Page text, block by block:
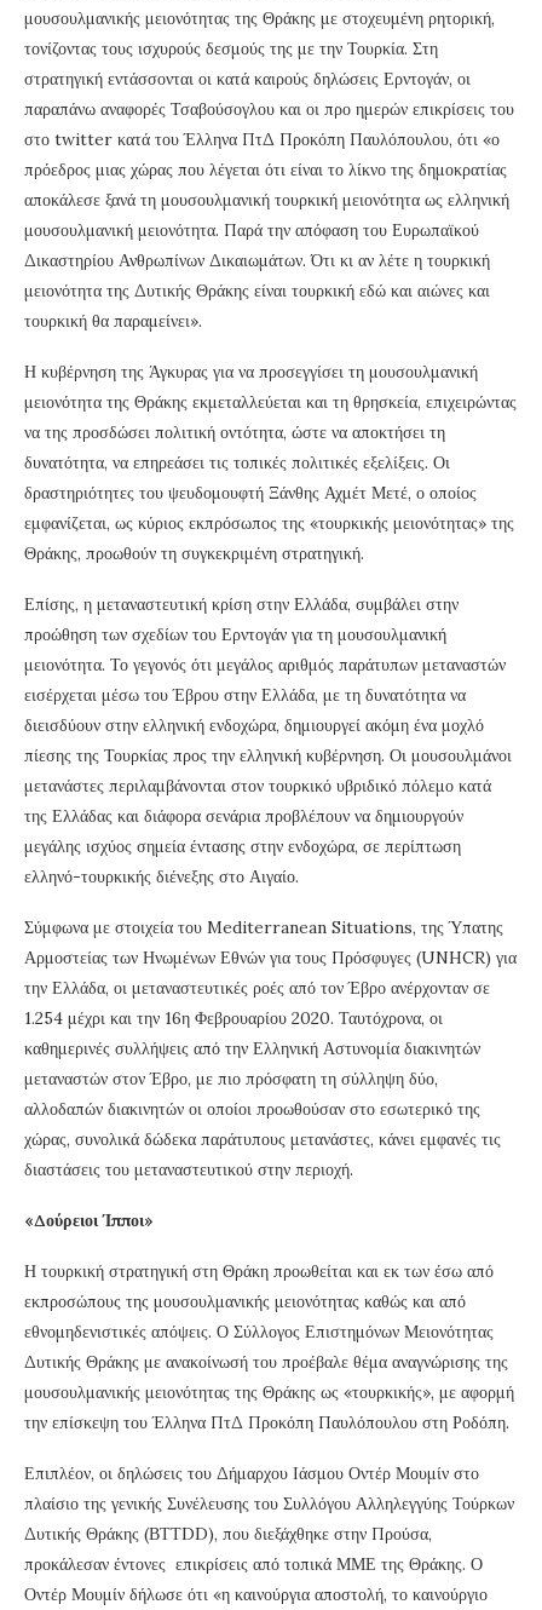
μουσουλμανικής μειονότητας της Θράκης με στοχευμένη ρητορική,
τονίζοντας τους ισχυρούς δεσμούς της με την Τουρκία. Στη
στρατηγική εντάσσονται οι κατά καιρούς δηλώσεις Ερντογάν, οι
παραπάνω αναφορές Τσαβούσογλου και οι προ ημερών επικρίσεις του
στο twitter κατά του Έλληνα ΠτΔ Προκόπη Παυλόπουλου, ότι «ο
πρόεδρος μιας χώρας που λέγεται ότι είναι το λίκνο της δημοκρατίας
αποκάλεσε ξανά τη μουσουλμανική τουρκική μειονότητα ως ελληνική
μουσουλμανική μειονότητα. Παρά την απόφαση του Ευρωπαϊκού
Δικαστηρίου Ανθρωπίνων Δικαιωμάτων. Ότι κι αν λέτε η τουρκική
μειονότητα της Δυτικής Θράκης είναι τουρκική εδώ και αιώνες και
τουρκική θα παραμείνει».
Η κυβέρνηση της Άγκυρας για να προσεγγίσει τη μουσουλμανική
μειονότητα της Θράκης εκμεταλλεύεται και τη θρησκεία, επιχειρώντας
να της προσδώσει πολιτική οντότητα, ώστε να αποκτήσει τη
δυνατότητα, να επηρεάσει τις τοπικές πολιτικές εξελίξεις. Οι
δραστηριότητες του ψευδομουφτή Ξάνθης Αχμέτ Μετέ, ο οποίος
εμφανίζεται, ως κύριος εκπρόσωπος της «τουρκικής μειονότητας» της
Θράκης, προωθούν τη συγκεκριμένη στρατηγική.
Επίσης, η μεταναστευτική κρίση στην Ελλάδα, συμβάλει στην
προώθηση των σχεδίων του Ερντογάν για τη μουσουλμανική
μειονότητα. Το γεγονός ότι μεγάλος αριθμός παράτυπων μεταναστών
εισέρχεται μέσω του Έβρου στην Ελλάδα, με τη δυνατότητα να
διεισδύουν στην ελληνική ενδοχώρα, δημιουργεί ακόμη ένα μοχλό
πίεσης της Τουρκίας προς την ελληνική κυβέρνηση. Οι μουσουλμάνοι
μετανάστες περιλαμβάνονται στον τουρκικό υβριδικό πόλεμο κατά
της Ελλάδας και διάφορα σενάρια προβλέπουν να δημιουργούν
μεγάλης ισχύος σημεία έντασης στην ενδοχώρα, σε περίπτωση
ελληνό-τουρκικής διένεξης στο Αιγαίο.
Σύμφωνα με στοιχεία του Mediterranean Situations, της Ύπατης
Αρμοστείας των Ηνωμένων Εθνών για τους Πρόσφυγες (UNHCR) για
την Ελλάδα, οι μεταναστευτικές ροές από τον Έβρο ανέρχονταν σε
1.254 μέχρι και την 16η Φεβρουαρίου 2020. Ταυτόχρονα, οι
καθημερινές συλλήψεις από την Ελληνική Αστυνομία διακινητών
μεταναστών στον Έβρο, με πιο πρόσφατη τη σύλληψη δύο,
αλλοδαπών διακινητών οι οποίοι προωθούσαν στο εσωτερικό της
χώρας, συνολικά δώδεκα παράτυπους μετανάστες, κάνει εμφανές τις
διαστάσεις του μεταναστευτικού στην περιοχή.
«Δούρειοι Ίπποι»
Η τουρκική στρατηγική στη Θράκη προωθείται και εκ των έσω από
εκπροσώπους της μουσουλμανικής μειονότητας καθώς και από
εθνομηδενιστικές απόψεις. Ο Σύλλογος Επιστημόνων Μειονότητας
Δυτικής Θράκης με ανακοίνωσή του προέβαλε θέμα αναγνώρισης της
μουσουλμανικής μειονότητας της Θράκης ως «τουρκικής», με αφορμή
την επίσκεψη του Έλληνα ΠτΔ Προκόπη Παυλόπουλου στη Ροδόπη.
Επιπλέον, οι δηλώσεις του Δήμαρχου Ιάσμου Οντέρ Μουμίν στο
πλαίσιο της γενικής Συνέλευσης του Συλλόγου Αλληλεγγύης Τούρκων
Δυτικής Θράκης (ΒΤΤDD), που διεξάχθηκε στην Προύσα,
προκάλεσαν έντονες επικρίσεις από τοπικά ΜΜΕ της Θράκης. Ο
Οντέρ Μουμίν δήλωσε ότι «η καινούργια αποστολή, το καινούργιο